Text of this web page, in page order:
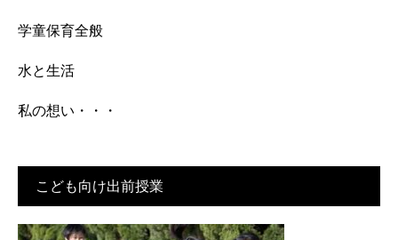
学童保育全般
水と生活
私の想い・・・
こども向け出前授業